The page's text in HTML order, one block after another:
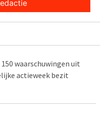
waarschuwingen uit
actieweek bezit